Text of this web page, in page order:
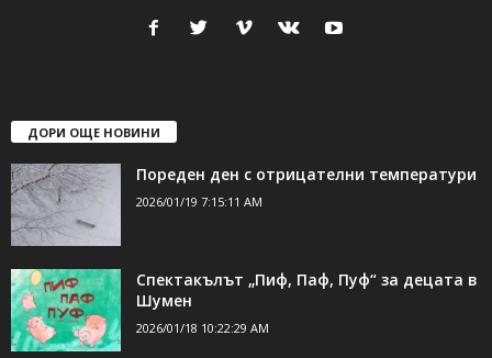
ДОРИ ОЩЕ НОВИНИ
Пореден ден с отрицателни температури
2026/01/19 7:15:11 AM
Спектакълът „Пиф, Паф, Пуф“ за децата в
Шумен
2026/01/18 10:22:29 AM